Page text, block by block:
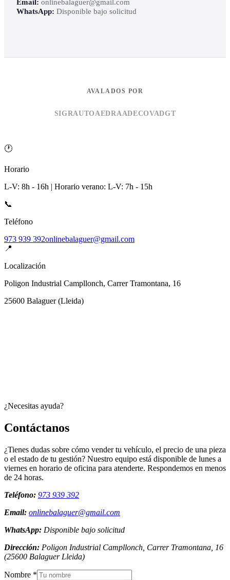
WhatsApp: Disponible bajo solicitud
AVALADOS POR
SIGRAUTOAEDRAADECOVADGT
🕐
Horario
L-V: 8h - 16h | Horario verano: L-V: 7h - 15h
📞
Teléfono
973 939 392onlinebalaguer@gmail.com
📍
Localización
Poligon Industrial Campllonch, Carrer Tramontana, 16
25600 Balaguer(Lleida)
¿Necesitas ayuda?
Contáctanos
¿Tienes dudas sobre cómo vender tu vehículo, el precio de una pieza
o el estado de tu gestión? Nuestro equipo está disponible de lunes a
viernes en horario de oficina para atenderte. Respondemos en menos
de 24 horas.
Teléfono: 973 939 392
Email: onlinebalaguer@gmail.com
WhatsApp: Disponible bajo solicitud
Dirección: Poligon Industrial Campllonch, Carrer Tramontana, 16
(25600 Balaguer Lleida)
Nombre *